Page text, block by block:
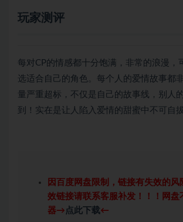
玩家测评
每对CP的情感都十分饱满，非常的浪漫，
选适合自己的角色。每个人的爱情故事都
量严重超标，不仅是自己的故事线，别人
到！实在是让人陷入爱情的甜蜜中不可自拔
因百度网盘限制，链接有失效的风
效链接请联系客服补发！！！网盘
器→ 点此下载←